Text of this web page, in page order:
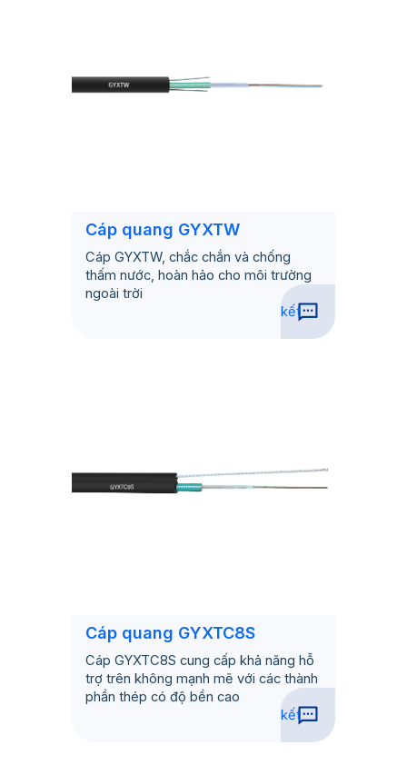
Cáp quang GYXTW
Cáp GYXTW, chắc chắn và chống
thấm nước, hoàn hảo cho môi trường
ngoài trời
kết
Cáp quang GYXTC8S
Cáp GYXTC8S cung cấp khả năng hỗ
trợ trên không mạnh mẽ với các thành
phần thép có độ bền cao
kết